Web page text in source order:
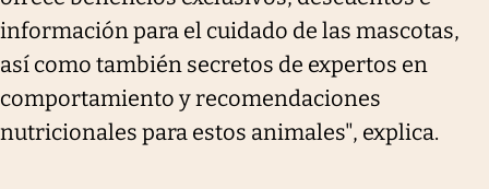
información para el cuidado de las mascotas,
así como también secretos de expertos en
comportamiento y recomendaciones
nutricionales para estos animales", explica.